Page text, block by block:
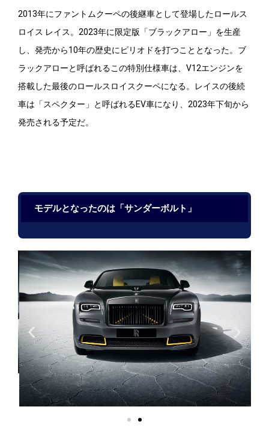
2013年にファントムクーペの後継車として登場したロールス
ロイス レイス。2023年に限定版「ブラックアロー」を生産
し、発売から10年の歴史にピリオドを打つこととなった。ブ
ラックアローと呼ばれるこの特別仕様車は、V12エンジンを
搭載した最後のロールスロイスクーペになる。レイスの後続
車は「スペクター」と呼ばれるEV車になり、2023年下旬から
発売される予定だ。
モデルとなったのは「サンダーボルト」